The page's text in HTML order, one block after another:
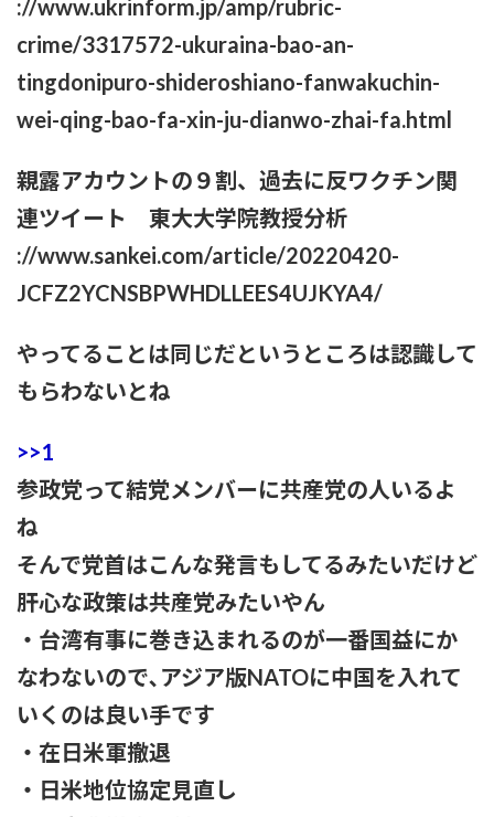
ると言われることに
本日の｢FNS歌謡祭｣のタイムテーブルがコチラ！！！【乃木坂
46】
【苦言】あいみょん、「私が乳出してるみたいな画像…AIや
で、きもすぎ」一力両断
://www.ukrinform.jp/amp/rubric-
crime/3317572-ukuraina-bao-an-
tingdonipuro-shideroshiano-fanwakuchin-
wei-qing-bao-fa-xin-ju-dianwo-zhai-fa.html
親露アカウントの９割、過去に反ワクチン関
連ツイート 東大大学院教授分析
://www.sankei.com/article/20220420-
JCFZ2YCNSBPWHDLLEES4UJKYA4/
やってることは同じだというところは認識して
もらわないとね
>>1
参政党って結党メンバーに共産党の人いるよ
ね
そんで党首はこんな発言もしてるみたいだけど
肝心な政策は共産党みたいやん
・台湾有事に巻き込まれるのが一番国益にか
なわないので､アジア版NATOに中国を入れて
いくのは良い手です
・在日米軍撤退
・日米地位協定見直し